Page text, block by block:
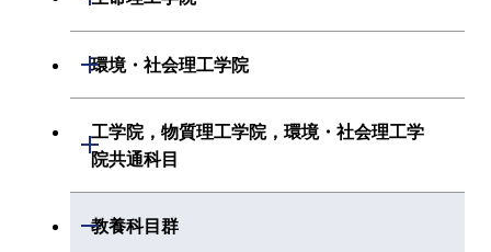
初年次専門科目
創造プロセス科目
共通専門科目
経営工学系
初年次専門科目
創造プロセス科目
初年次専門科目
共通専門科目
初年次専門科目
創造プロセス科目
共通専門科目
生命理工学系
創造プロセス科目
共通専門科目
環境・社会理工学院
開閉
建築学系
融合理工学系
工学院，物質理工学院，環境・社会理工学
院共通科目
開閉
工学院，物質理工学院，環境・社会
教養科目群
開閉